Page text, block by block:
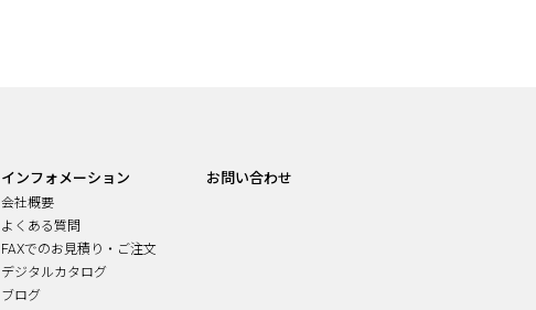
インフォメーション
会社概要
よくある質問
FAXでのお見積り・ご注文
デジタルカタログ
ブログ
お問い合わせ